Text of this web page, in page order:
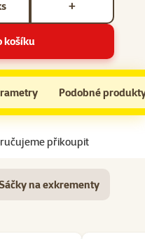
+
košíku
Podobné
přikoupit
na exkrementy